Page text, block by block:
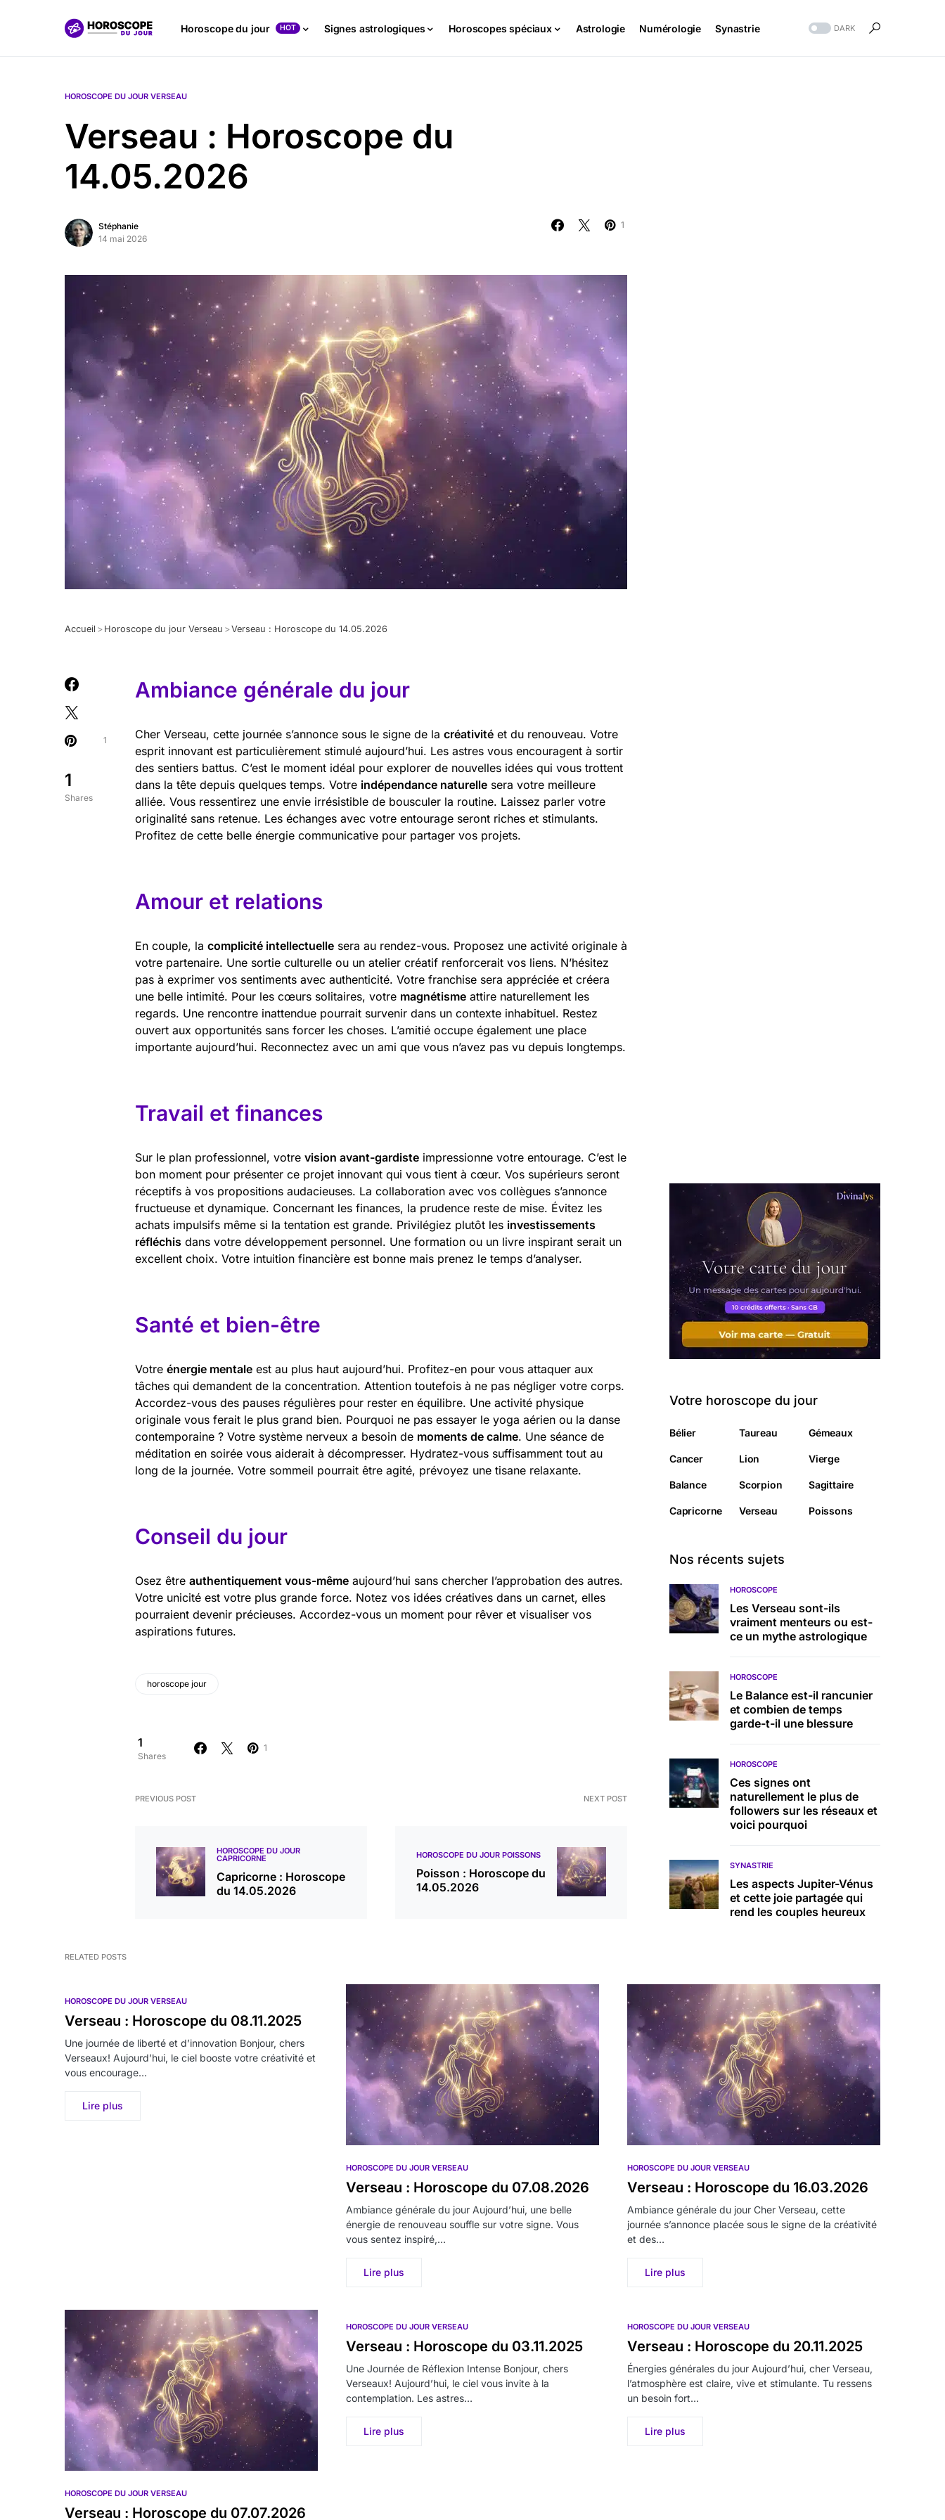
Horoscope du jour HOT Signes astrologiques Horoscopes spéciaux Astrologie Numérologie Synastrie DARK
HOROSCOPE DU JOUR VERSEAU
Verseau : Horoscope du
14.05.2026
Stéphanie
14 mai 2026
1
Accueil > Horoscope du jour Verseau >Verseau : Horoscope du 14.05.2026
1
Shares
1
Ambiance générale du jour
Cher Verseau, cette journée s’annonce sous le signe de la créativité et du renouveau. Votre
esprit innovant est particulièrement stimulé aujourd’hui. Les astres vous encouragent à sortir
des sentiers battus. C’est le moment idéal pour explorer de nouvelles idées qui vous trottent
dans la tête depuis quelques temps. Votre indépendance naturelle sera votre meilleure
alliée. Vous ressentirez une envie irrésistible de bousculer la routine. Laissez parler votre
originalité sans retenue. Les échanges avec votre entourage seront riches et stimulants.
Profitez de cette belle énergie communicative pour partager vos projets.
Amour et relations
En couple, la complicité intellectuelle sera au rendez-vous. Proposez une activité originale à
votre partenaire. Une sortie culturelle ou un atelier créatif renforcerait vos liens. N’hésitez
pas à exprimer vos sentiments avec authenticité. Votre franchise sera appréciée et créera
une belle intimité. Pour les cœurs solitaires, votre magnétisme attire naturellement les
regards. Une rencontre inattendue pourrait survenir dans un contexte inhabituel. Restez
ouvert aux opportunités sans forcer les choses. L’amitié occupe également une place
importante aujourd’hui. Reconnectez avec un ami que vous n’avez pas vu depuis longtemps.
Travail et finances
Sur le plan professionnel, votre vision avant-gardiste impressionne votre entourage. C’est le
bon moment pour présenter ce projet innovant qui vous tient à cœur. Vos supérieurs seront
réceptifs à vos propositions audacieuses. La collaboration avec vos collègues s’annonce
fructueuse et dynamique. Concernant les finances, la prudence reste de mise. Évitez les
achats impulsifs même si la tentation est grande. Privilégiez plutôt les investissements
réfléchis dans votre développement personnel. Une formation ou un livre inspirant serait un
excellent choix. Votre intuition financière est bonne mais prenez le temps d’analyser.
Santé et bien-être
Votre énergie mentale est au plus haut aujourd’hui. Profitez-en pour vous attaquer aux
tâches qui demandent de la concentration. Attention toutefois à ne pas négliger votre corps.
Accordez-vous des pauses régulières pour rester en équilibre. Une activité physique
originale vous ferait le plus grand bien. Pourquoi ne pas essayer le yoga aérien ou la danse
contemporaine ? Votre système nerveux a besoin de moments de calme. Une séance de
méditation en soirée vous aiderait à décompresser. Hydratez-vous suffisamment tout au
long de la journée. Votre sommeil pourrait être agité, prévoyez une tisane relaxante.
Conseil du jour
Osez être authentiquement vous-même aujourd’hui sans chercher l’approbation des autres.
Votre unicité est votre plus grande force. Notez vos idées créatives dans un carnet, elles
pourraient devenir précieuses. Accordez-vous un moment pour rêver et visualiser vos
aspirations futures.
horoscope jour
1
Shares
1
PREVIOUS POST
HOROSCOPE DU JOUR
CAPRICORNE
Capricorne : Horoscope
du 14.05.2026
NEXT POST
HOROSCOPE DU JOUR POISSONS
Poisson : Horoscope du
14.05.2026
Votre horoscope du jour
Bélier Taureau Gémeaux
Cancer Lion Vierge
Balance Scorpion Sagittaire
Capricorne Verseau Poissons
Nos récents sujets
HOROSCOPE
Les Verseau sont-ils
vraiment menteurs ou est-
ce un mythe astrologique
HOROSCOPE
Le Balance est-il rancunier
et combien de temps
garde-t-il une blessure
HOROSCOPE
Ces signes ont
naturellement le plus de
followers sur les réseaux et
voici pourquoi
SYNASTRIE
Les aspects Jupiter-Vénus
et cette joie partagée qui
rend les couples heureux
RELATED POSTS
HOROSCOPE DU JOUR VERSEAU
Verseau : Horoscope du 08.11.2025
Une journée de liberté et d’innovation Bonjour, chers
Verseaux! Aujourd’hui, le ciel booste votre créativité et
vous encourage…
Lire plus
HOROSCOPE DU JOUR VERSEAU
Verseau : Horoscope du 07.08.2026
Ambiance générale du jour Aujourd’hui, une belle
énergie de renouveau souffle sur votre signe. Vous
vous sentez inspiré,…
Lire plus
HOROSCOPE DU JOUR VERSEAU
Verseau : Horoscope du 16.03.2026
Ambiance générale du jour Cher Verseau, cette
journée s’annonce placée sous le signe de la créativité
et des…
Lire plus
HOROSCOPE DU JOUR VERSEAU
Verseau : Horoscope du 07.07.2026
HOROSCOPE DU JOUR VERSEAU
Verseau : Horoscope du 03.11.2025
Une Journée de Réflexion Intense Bonjour, chers
Verseaux! Aujourd’hui, le ciel vous invite à la
contemplation. Les astres…
Lire plus
HOROSCOPE DU JOUR VERSEAU
Verseau : Horoscope du 20.11.2025
Énergies générales du jour Aujourd’hui, cher Verseau,
l’atmosphère est claire, vive et stimulante. Tu ressens
un besoin fort…
Lire plus